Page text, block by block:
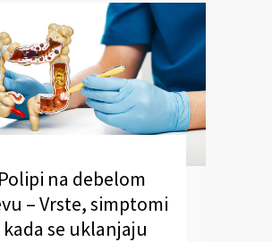
Polipi na debelom
– Vrste, simptomi
kada se uklanjaju